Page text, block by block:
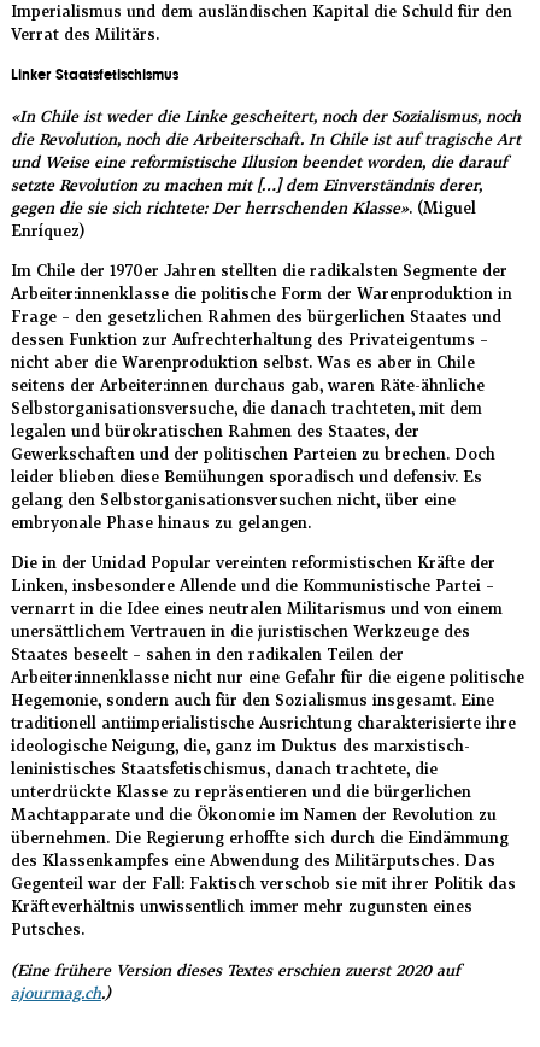
Imperialismus und dem ausländischen Kapital die Schuld für den
Verrat des Militärs.
Linker Staatsfetischismus
«In Chile ist weder die Linke gescheitert, noch der Sozialismus, noch
die Revolution, noch die Arbeiterschaft. In Chile ist auf tragische Art
und Weise eine reformistische Illusion beendet worden, die darauf
setzte Revolution zu machen mit […] dem Einverständnis derer,
gegen die sie sich richtete: Der herrschenden Klasse». (Miguel
Enríquez)
Im Chile der 1970er Jahren stellten die radikalsten Segmente der
Arbeiter:innenklasse die politische Form der Warenproduktion in
Frage – den gesetzlichen Rahmen des bürgerlichen Staates und
dessen Funktion zur Aufrechterhaltung des Privateigentums –
nicht aber die Warenproduktion selbst. Was es aber in Chile
seitens der Arbeiter:innen durchaus gab, waren Räte-ähnliche
Selbstorganisationsversuche, die danach trachteten, mit dem
legalen und bürokratischen Rahmen des Staates, der
Gewerkschaften und der politischen Parteien zu brechen. Doch
leider blieben diese Bemühungen sporadisch und defensiv. Es
gelang den Selbstorganisationsversuchen nicht, über eine
embryonale Phase hinaus zu gelangen.
Die in der Unidad Popular vereinten reformistischen Kräfte der
Linken, insbesondere Allende und die Kommunistische Partei –
vernarrt in die Idee eines neutralen Militarismus und von einem
unersättlichem Vertrauen in die juristischen Werkzeuge des
Staates beseelt – sahen in den radikalen Teilen der
Arbeiter:innenklasse nicht nur eine Gefahr für die eigene politische
Hegemonie, sondern auch für den Sozialismus insgesamt. Eine
traditionell antiimperialistische Ausrichtung charakterisierte ihre
ideologische Neigung, die, ganz im Duktus des marxistisch-
leninistisches Staatsfetischismus, danach trachtete, die
unterdrückte Klasse zu repräsentieren und die bürgerlichen
Machtapparate und die Ökonomie im Namen der Revolution zu
übernehmen. Die Regierung erhoffte sich durch die Eindämmung
des Klassenkampfes eine Abwendung des Militärputsches. Das
Gegenteil war der Fall: Faktisch verschob sie mit ihrer Politik das
Kräfteverhältnis unwissentlich immer mehr zugunsten eines
Putsches.
(Eine frühere Version dieses Textes erschien zuerst 2020 auf
ajourmag.ch.)